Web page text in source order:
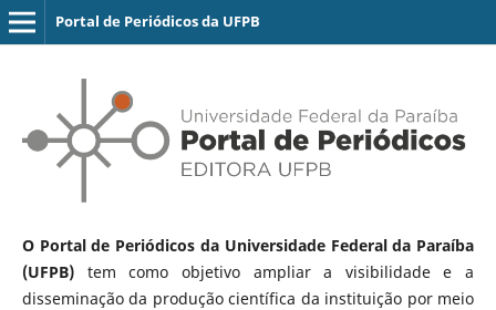
Portal de Periódicos da UFPB
O Portal de Periódicos da Universidade Federal da Paraíba
(UFPB)tem como objetivo ampliar a visibilidade e a
disseminação da produção científica da instituição por meio